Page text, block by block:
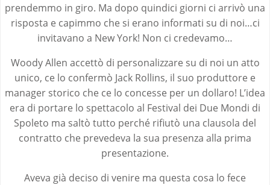
prendemmo in giro. Ma dopo quindici giorni ci arrivò una
risposta e capimmo che si erano informati su di noi…ci
invitavano a New York! Non ci credevamo…
Woody Allen accettò di personalizzare su di noi un atto
unico, ce lo confermò Jack Rollins, il suo produttore e
manager storico che ce lo concesse per un dollaro! L’idea
era di portare lo spettacolo al Festival dei Due Mondi di
Spoleto ma saltò tutto perché rifiutò una clausola del
contratto che prevedeva la sua presenza alla prima
presentazione.
Aveva già deciso di venire ma questa cosa lo fece